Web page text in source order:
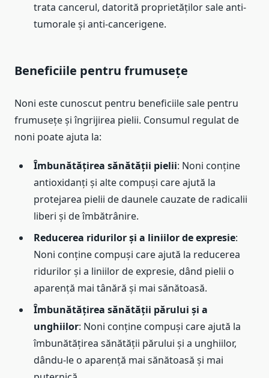
trata cancerul, datorită proprietăților sale anti-
tumorale și anti-cancerigene.
Beneficiile pentru frumusețe
Noni este cunoscut pentru beneficiile sale pentru
frumusețe și îngrijirea pielii. Consumul regulat de
noni poate ajuta la:
Îmbunătățirea sănătății pielii: Noni conține
antioxidanți și alte compuși care ajută la
protejarea pielii de daunele cauzate de radicalii
liberi și de îmbătrânire.
Reducerea ridurilor și a liniilor de expresie:
Noni conține compuși care ajută la reducerea
ridurilor și a liniilor de expresie, dând pielii o
aparență mai tânără și mai sănătoasă.
Îmbunătățirea sănătății părului și a
unghiilor: Noni conține compuși care ajută la
îmbunătățirea sănătății părului și a unghiilor,
dându-le o aparență mai sănătoasă și mai